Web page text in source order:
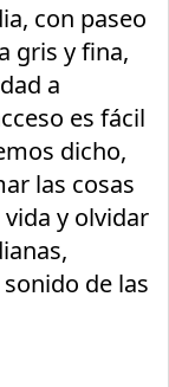
con paseo
gris y fina,
a
es fácil
dicho,
las cosas
y olvidar
de las